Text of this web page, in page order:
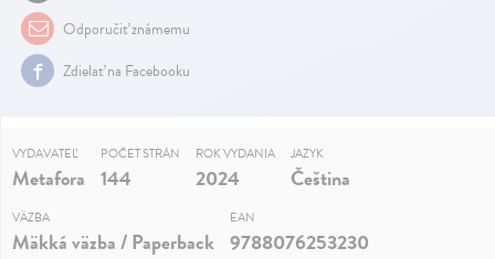
Odporučiť známemu
Zdielať na Facebooku
VYDAVATEĽ
Metafora
POČET STRÁN
144
ROK VYDANIA
2024
JAZYK
Čeština
VÄZBA
Mäkká väzba / Paperback
EAN
9788076253230